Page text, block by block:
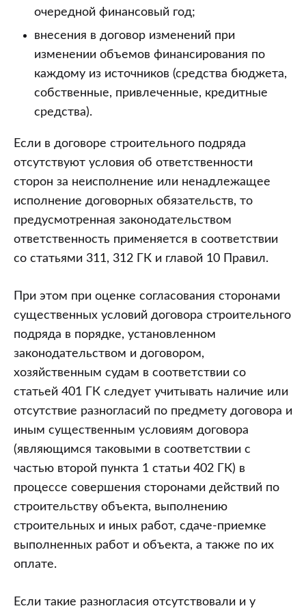
очередной финансовый год;
внесения в договор изменений при
изменении объемов финансирования по
каждому из источников (средства бюджета,
собственные, привлеченные, кредитные
средства).
Если в договоре строительного подряда
отсутствуют условия об ответственности
сторон за неисполнение или ненадлежащее
исполнение договорных обязательств, то
предусмотренная законодательством
ответственность применяется в соответствии
со статьями 311, 312 ГК и главой 10 Правил.
При этом при оценке согласования сторонами
существенных условий договора строительного
подряда в порядке, установленном
законодательством и договором,
хозяйственным судам в соответствии со
статьей 401 ГК следует учитывать наличие или
отсутствие разногласий по предмету договора и
иным существенным условиям договора
(являющимся таковыми в соответствии с
частью второй пункта 1 статьи 402 ГК) в
процессе совершения сторонами действий по
строительству объекта, выполнению
строительных и иных работ, сдаче-приемке
выполненных работ и объекта, а также по их
оплате.
Если такие разногласия отсутствовали и у